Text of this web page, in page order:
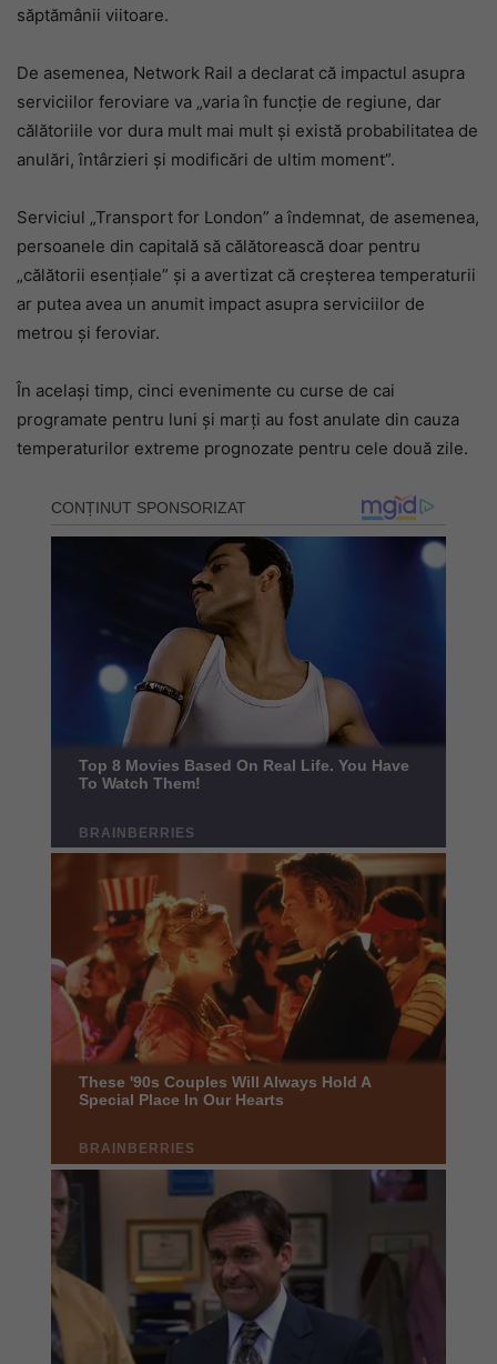
săptămânii viitoare.
De asemenea, Network Rail a declarat că impactul asupra
serviciilor feroviare va „varia în funcție de regiune, dar
călătoriile vor dura mult mai mult și există probabilitatea de
anulări, întârzieri și modificări de ultim moment”.
Serviciul „Transport for London” a îndemnat, de asemenea,
persoanele din capitală să călătorească doar pentru
„călătorii esențiale” și a avertizat că creșterea temperaturii
ar putea avea un anumit impact asupra serviciilor de
metrou și feroviar.
În același timp, cinci evenimente cu curse de cai
programate pentru luni și marți au fost anulate din cauza
temperaturilor extreme prognozate pentru cele două zile.